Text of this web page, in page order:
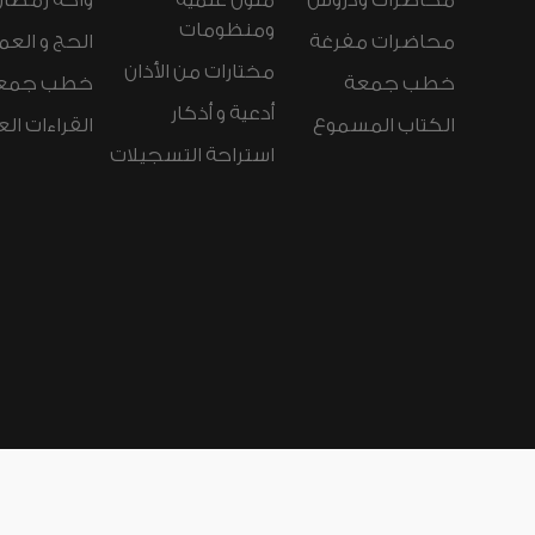
محاضرات مفرغة
خطب جمعة
الكتاب المسموع
ومنظومات
مختارات من الأذان
أدعية و أذكار
استراحة التسجيلات
الحج و
خطب
القراءات